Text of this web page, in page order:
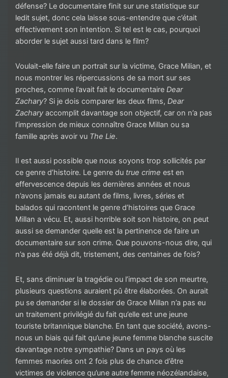
défense? Le documentaire finit sur une statistique sur
ledit sujet, donc cela laisse sous-entendre que c’était
effectivement son intention. Si tel est le cas, pourquoi
aborder le sujet aussi tard dans le film?
Voulait-elle faire un portrait sur la victime, Grace Milian, et
nous montrer les répercussions de sa mort sur ses
proches, comme l’avait fait le documentaire Dear
Zachary? Si je dois comparer les deux films, Dear
Zachary accomplit davantage son objectif, car on n’a pas
l’impression de mieux connaître Grace Millan ou sa
famille après avoir vu The Lie.
Il est aussi possible que nous soyons trop sollicités par
ce genre d’histoire. Le genre du true crime est en
effervescence depuis les dernières années et nous
n’avons jamais eu autant de films, livres, séries et
balados qui racontent le genre d’histoires que Grace
Millan a vécu. Et, aussi horrible soit son histoire, on peut
aussi se demander quelle est la pertinence de faire un
documentaire sur son crime. Que pouvons-nous dire, qui
n’a pas été déjà dit, tristement, des centaines de fois?
Et, sans diminuer la tragédie ou l’impact de son meurtre,
plusieurs questions auraient pû être élaborées. On aurait
pu se demander si le dossier de Grace Millan n’a pas eu
un traitement privilégié du fait qu’elle est une jeune
touriste britannique blanche. En tant que société, avons-
nous un biais qui fait qu’une jeune femme blanche suscite
davantage notre sympathie? Dans un pays où les
femmes maories ont 2 fois plus de chance d’être
victimes de violence qu’une autre femme néozélandaise,